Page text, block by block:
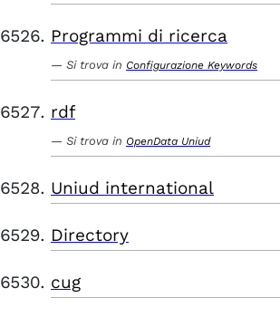
Programmi di ricerca
Si trova in Configurazione Keywords
rdf
Si trova in OpenData Uniud
Uniud international
Directory
cug